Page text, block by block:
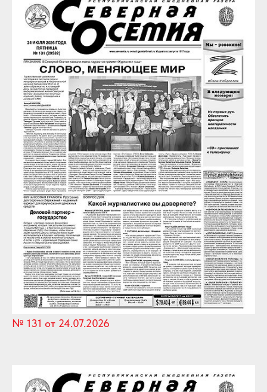
№ 131 от 24.07.2026